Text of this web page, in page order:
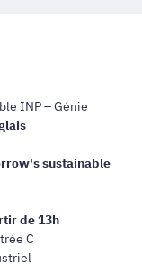
INP – Génie
sustainable
de 13h
C